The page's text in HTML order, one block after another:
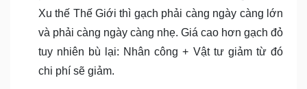
Xu thế Thế Giới thì gạch phải càng ngày càng lớn
và phải càng ngày càng nhẹ. Giá cao hơn gạch đỏ
tuy nhiên bù lại: Nhân công + Vật tư giảm từ đó
chi phí sẽ giảm.